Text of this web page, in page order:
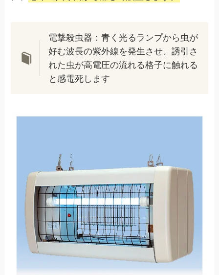
電撃殺虫器：青く光るランプから虫が
好む波長の紫外線を発生させ、誘引さ
れた虫が高電圧の流れる格子に触れる
と感電死します